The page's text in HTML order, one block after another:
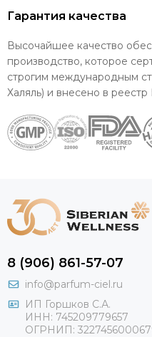
Гарантия качества
Высочайшее качество
производство, которое
строгим международным
Халяль) и внесено в реестр
8 (906) 861-57-07
info@parfum-ciel.ru
ИП Горшков С.А.
ИНН: 745209779657
ОГРНИП: